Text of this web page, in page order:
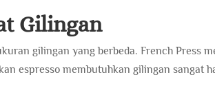
Gilingan
gilingan yang berbeda. French Press
espresso membutuhkan gilingan sangat